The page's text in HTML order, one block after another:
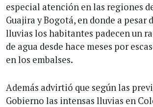
especial atención en las regiones
Guajira y Bogotá, en donde a pesar
lluvias los habitantes padecen un
de agua desde hace meses por
en los embalses.
Además advirtió que según las
Gobierno las intensas lluvias en